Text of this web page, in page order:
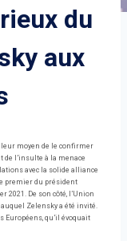
du
aux
moyen de le confirmer
de l’insulte à la menace
avec la solide alliance
premier du président
2021. De son côté, l’Union
Zelensky a été invité.
Européens, qu’il évoquait